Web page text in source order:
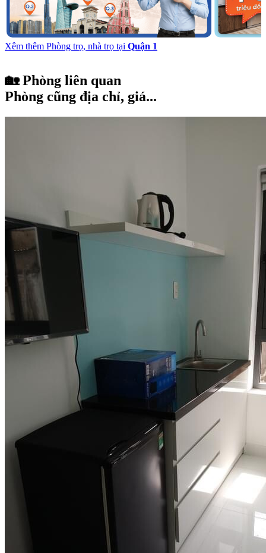
Xêm thêm Phòng trọ, nhà trọ tại Quận 1
🏡 Phòng liên quan
Phòng cũng địa chỉ, giá...